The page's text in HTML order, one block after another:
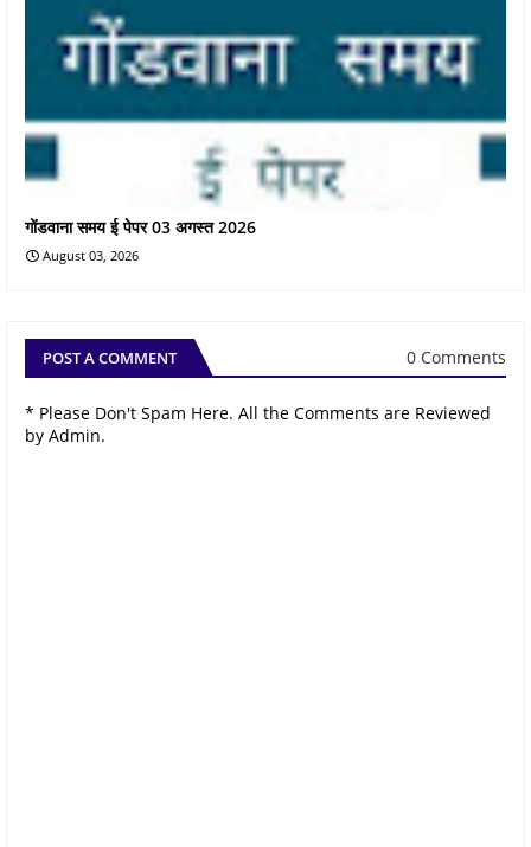
गोंडवाना समय ई पेपर 03 अगस्त 2026
August 03, 2026
POST A COMMENT 0 Comments
* Please Don't Spam Here. All the Comments are Reviewed
by Admin.